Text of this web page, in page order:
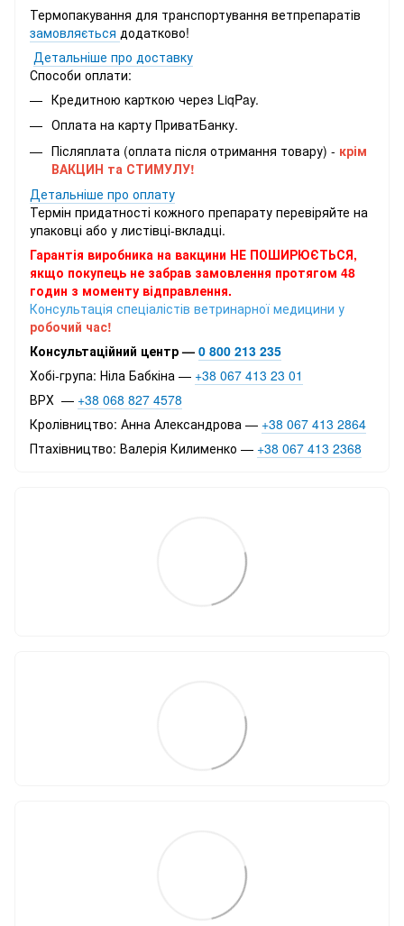
Термопакування для транспортування ветпрепаратів
замовляється додатково!
Детальніше про доставку
Способи оплати:
Кредитною карткою через LiqPay.
Оплата на карту ПриватБанку.
Післяплата (оплата після отримання товару) - крім
ВАКЦИН та СТИМУЛУ!
Детальніше про оплату
Термін придатності кожного препарату перевіряйте на
упаковці або у листівці-вкладці.
Гарантія виробника на вакцини НЕ ПОШИРЮЄТЬСЯ,
якщо покупець не забрав замовлення протягом 48
годин з моменту відправлення.
Консультація спеціалістів ветринарної медицини у
робочий час!
Консультаційний центр — 0 800 213 235
Хобі-група: Ніла Бабкіна — +38 067 413 23 01
ВРХ — +38 068 827 4578
Кролівництво: Анна Александрова — +38 067 413 2864
Птахівництво: Валерія Килименко — +38 067 413 2368